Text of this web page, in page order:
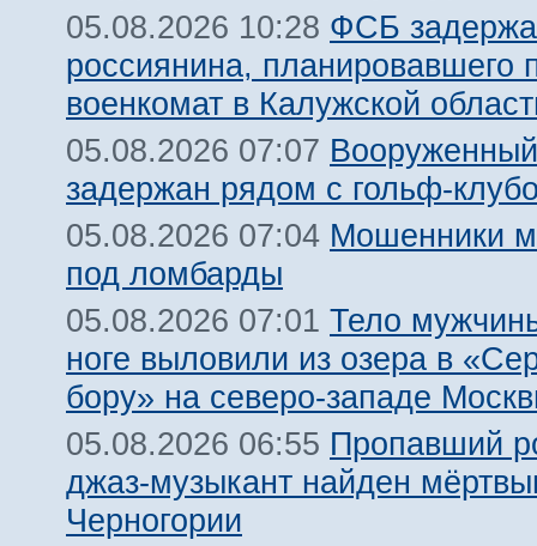
05.08.2026 10:28 ФСБ
россиянина, планировавшего
военкомат в Калужской
05.08.2026 07:07
задержан рядом с гольф-
05.08.2026 07:04 Мошенники
под ломбарды
05.08.2026 07:01 Тело
ноге выловили из озера в
бору» на северо-западе
05.08.2026 06:55 Пропавший
джаз-музыкант найден
Черногории